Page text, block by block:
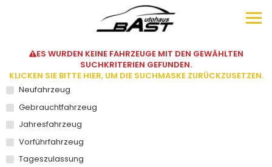
ES WURDEN KEINE FAHRZEUGE MIT DEN GEWÄHLTEN
SUCHKRITERIEN GEFUNDEN.
KLICKEN SIE BITTE HIER, UM DIE SUCHMASKE ZURÜCKZUSETZEN.
Neufahrzeug
Gebrauchtfahrzeug
Jahresfahrzeug
Vorführfahrzeug
Tageszulassung